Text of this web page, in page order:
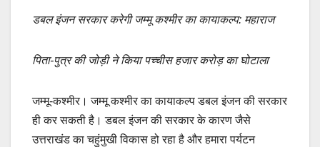
c
b
o
k
ail at
A
p
p
Li
k
ar
डबल इंजन सरकार करेगी जम्मू कश्मीर का कायाकल्प: महाराज
पिता-पुत्र की जोड़ी ने किया पच्चीस हजार करोड़ का घोटाला
जम्मू-कश्मीर। जम्मू कश्मीर का कायाकल्प डबल इंजन की सरकार
ही कर सकती है। डबल इंजन की सरकार के कारण जैसे
उत्तराखंड का चहुंमुखी विकास हो रहा है और हमारा पर्यटन